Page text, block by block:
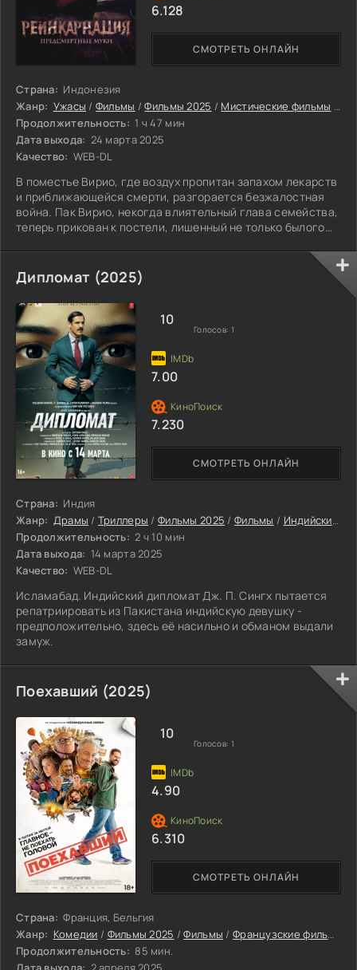
Страна: Индонезия
Жанр: Ужасы / Фильмы /Фильмы 2025 / Мистические фильмы
Продолжительность: 1 ч 47 мин
Дата выхода: 24 марта 2025
Качество: WEB-DL
В поместье Вирио, где воздух пропитан запахом лекарств
и приближающейся смерти, разгорается безжалостная
война. Пак Вирио, некогда влиятельный глава семейства,
теперь прикован к постели, лишенный не только былого
жизнью.
СМОТРЕТЬ ОНЛАЙН
6.128
Дипломат (2025)
Страна: Индия
Жанр: Драмы / Триллеры /Фильмы 2025 / Фильмы / Индийские фильмы
Продолжительность: 2 ч 10 мин
Дата выхода: 14 марта 2025
Качество: WEB-DL
Исламабад. Индийский дипломат Дж. П. Сингх пытается
репатриировать из Пакистана индийскую девушку -
предположительно, здесь её насильно и обманом выдали
замуж.
СМОТРЕТЬ ОНЛАЙН
10
Голосов: 1
7.00
7.230
Поехавший (2025)
Страна: Франция, Бельгия
Жанр: Комедии / Фильмы 2025 /Фильмы / Французские фильмы
Продолжительность: 85 мин.
СМОТРЕТЬ ОНЛАЙН
10
Голосов: 1
4.90
6.310